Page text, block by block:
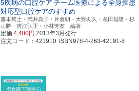
5疾病の口腔ケア チーム医療による全身疾患
対応型口腔ケアのすすめ
藤本篤士・武井典子・片倉朗・大野友久・糸田昌隆・杉
山勝・吉江弘正・小林芳友 編著
定価4,400円 2013年3月発行
注文コード：421910 ISBN978-4-263-42191-8